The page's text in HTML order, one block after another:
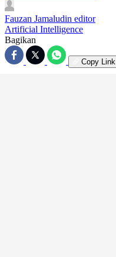
Fauzan Jamaludin editor
Artificial Intelligence
Bagikan
Copy Link